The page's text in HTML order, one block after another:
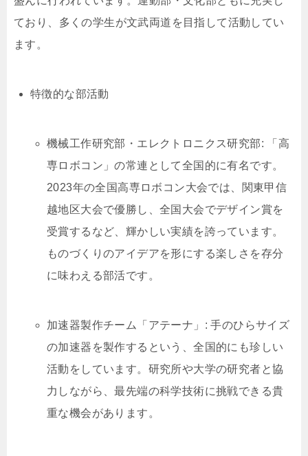
ており、多くの学生が文武両道を目指して活動してい
ます。
特徴的な部活動
機械工作研究部・エレクトロニクス研究部: 「高
専ロボコン」の常連として全国的に有名です。
2023年の全国高専ロボコン大会では、関東甲信
越地区大会で優勝し、全国大会でデザイン賞を
受賞するなど、輝かしい実績を誇っています。
ものづくりのアイデアを形にする楽しさを存分
に味わえる部活です。
加速器製作チーム「アテーナ」: 手のひらサイズ
の加速器を製作するという、全国的にも珍しい
活動をしています。研究所や大学の研究者と協
力しながら、最先端の科学技術に挑戦できる貴
重な機会があります。